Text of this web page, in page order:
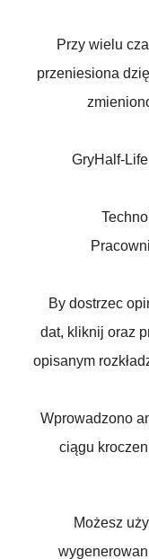
Przy wielu
przeniesiona
GryHalf-
By dostrzec
dat, kliknij oraz
opisanym
Wprowadzono
ciągu
Możesz